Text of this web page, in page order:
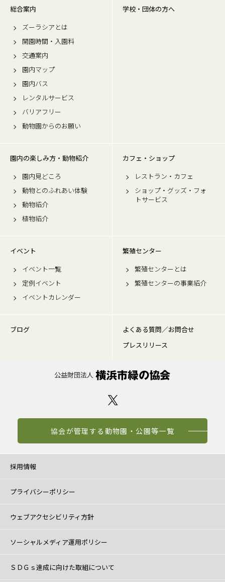
総合案内
ズーラシアとは
開園時間・入園料
交通案内
園内マップ
園内バス
レンタルサービス
バリアフリー
動物園からのお願い
学校・団体の方へ
園内の楽しみ方・動物紹介
園内見どころ
動物とのふれあい体験
動物紹介
植物紹介
カフェ・ショップ
レストラン・カフェ
ショップ・グッズ・フォ
トサービス
イベント
イベント一覧
定例イベント
イベントカレンダー
繁殖センター
繁殖センターとは
繁殖センターの事業紹介
ブログ
よくある質問／お問合せ
プレスリリース
協会が管理する動物園・公園等一覧
採用情報
プライバシーポリシー
ウェブアクセシビリティ方針
ソーシャルメディア運用ポリシー
ＳＤＧｓ達成に向けた取組について